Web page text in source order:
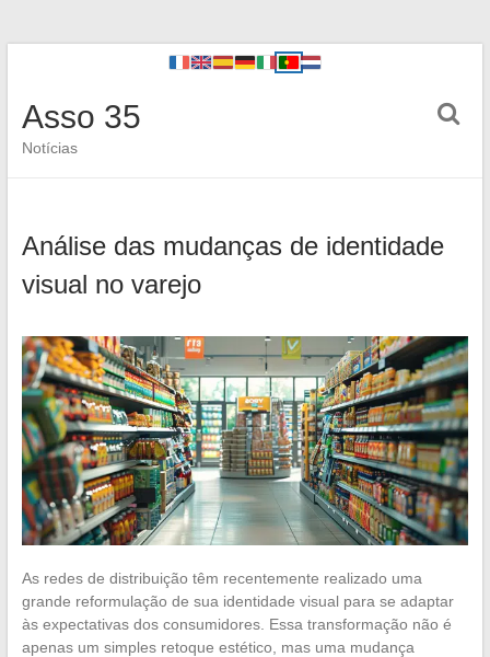
Asso 35
Notícias
Análise das mudanças de identidade
visual no varejo
As redes de distribuição têm recentemente realizado uma
grande reformulação de sua identidade visual para se adaptar
às expectativas dos consumidores. Essa transformação não é
apenas um simples retoque estético, mas uma mudança